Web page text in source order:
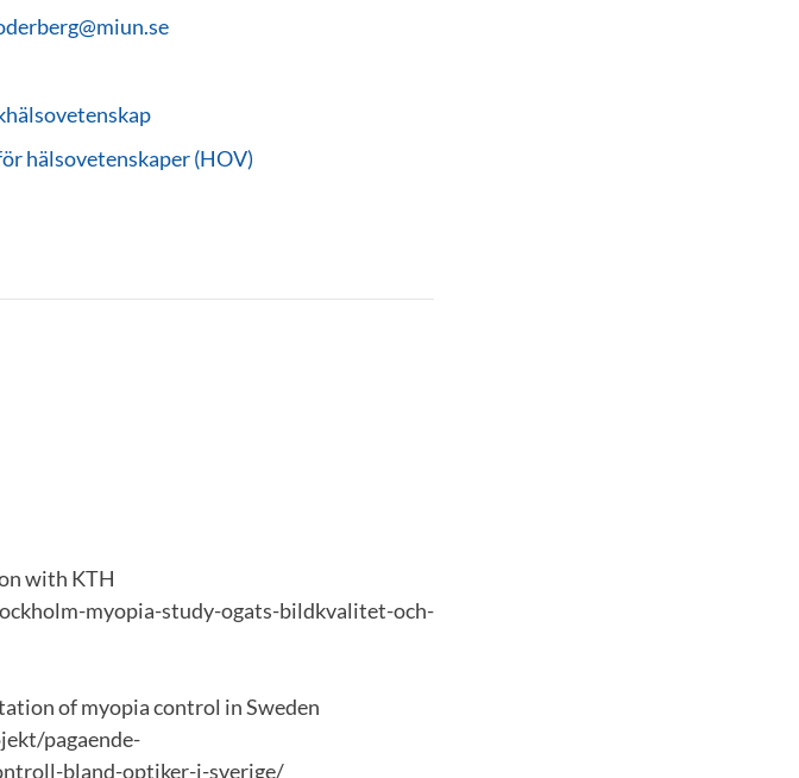
hälsovetenskaper (HOV)
with KTH
myopia-study-ogats-bildkvalitet-och-
of myopia control in Sweden
pagaende-
bland-optiker-i-sverige/